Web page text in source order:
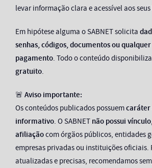
levar informação clara e acessível aos
Em hipótese alguma o SABNET solicita
senhas, códigos, documentos ou
pagamento. Todo o conteúdo
gratuito.
🚨 Aviso importante:
Os conteúdos publicados possuemcaráter
informativo. O SABNET não possui
afiliaçãocom órgãos públicos, entidades
empresas privadas ou instituições oficiais.
atualizadas e precisas, recomendamos